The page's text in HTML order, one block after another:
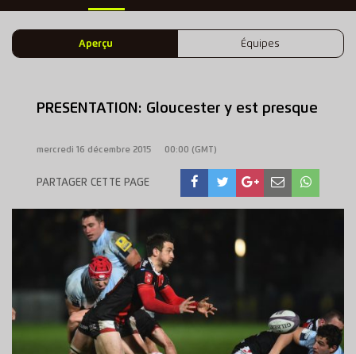
Aperçu Équipes
PRESENTATION: Gloucester y est presque
mercredi 16 décembre 2015 00:00 (GMT)
PARTAGER CETTE PAGE